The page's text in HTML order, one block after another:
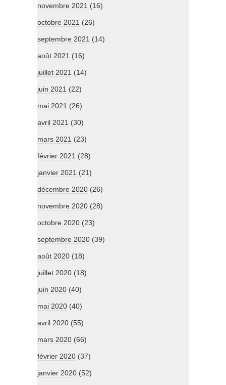
novembre 2021 (16)
octobre 2021 (26)
septembre 2021 (14)
août 2021 (16)
juillet 2021 (14)
juin 2021 (22)
mai 2021 (26)
avril 2021 (30)
mars 2021 (23)
février 2021 (28)
janvier 2021 (21)
décembre 2020 (26)
novembre 2020 (28)
octobre 2020 (23)
septembre 2020 (39)
août 2020 (18)
juillet 2020 (18)
juin 2020 (40)
mai 2020 (40)
avril 2020 (55)
mars 2020 (66)
février 2020 (37)
janvier 2020 (52)